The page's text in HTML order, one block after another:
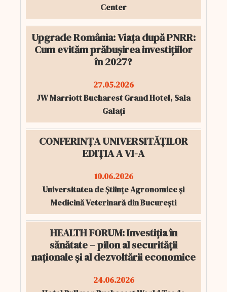
Center
Upgrade România: Viața după PNRR:
Cum evităm prăbușirea investițiilor
în 2027?
27.05.2026
JW Marriott Bucharest Grand Hotel, Sala
Galați
CONFERINȚA UNIVERSITĂȚILOR
EDIȚIA A VI-A
10.06.2026
Universitatea de Științe Agronomice și
Medicină Veterinară din București
HEALTH FORUM: Investiția în
sănătate – pilon al securității
naționale și al dezvoltării economice
24.06.2026